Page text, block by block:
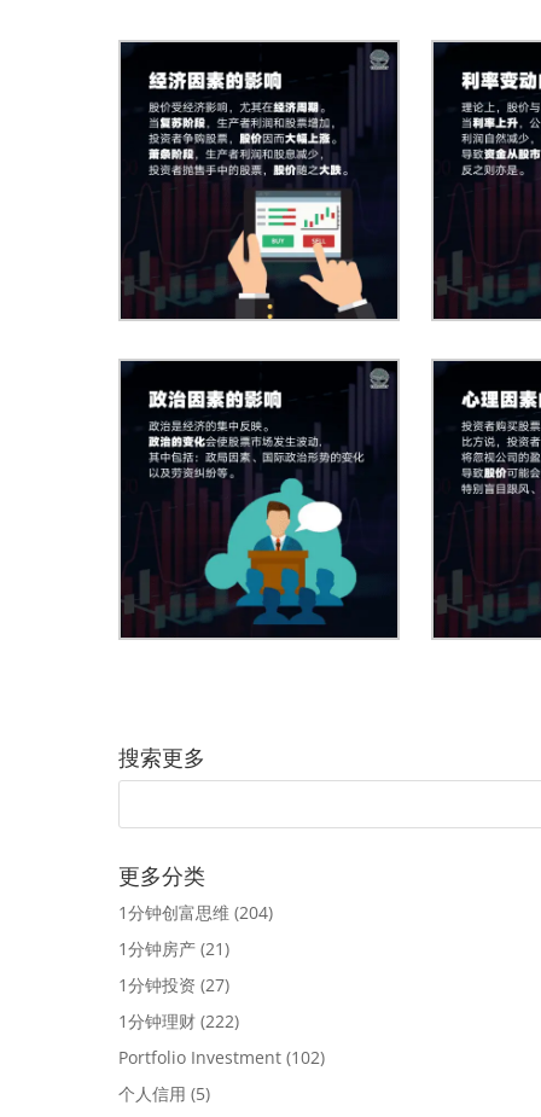
搜索更多
更多分类
1分钟创富思维 (204)
1分钟房产 (21)
1分钟投资 (27)
1分钟理财 (222)
Portfolio Investment (102)
个人信用 (5)